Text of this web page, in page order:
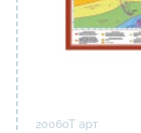
20060T арт